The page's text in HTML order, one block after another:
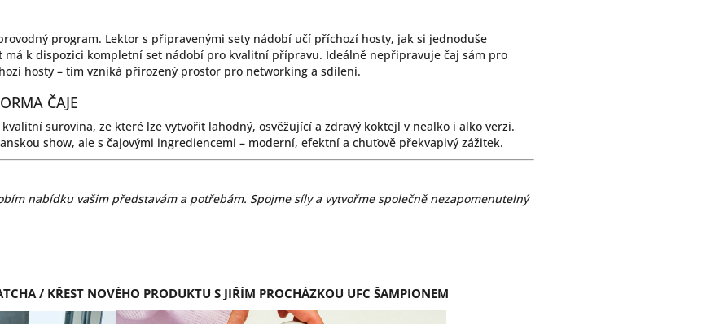
program. Lektor s připravenými sety nádobí učí příchozí hosty, jak si jednoduše
k dispozici kompletní set nádobí pro kvalitní přípravu. Ideálně nepřipravuje čaj sám pro
hosty – tím vzniká přirozený prostor pro networking a sdílení.
ČAJE
surovina, ze které lze vytvořit lahodný, osvěžující a zdravý koktejl v nealko i alko verzi.
show, ale s čajovými ingrediencemi – moderní, efektní a chuťově překvapivý zážitek.
nabídku vašim představám a potřebám. Spojme síly a vytvořme společně nezapomenutelný
/ KŘEST NOVÉHO PRODUKTU S JIŘÍM PROCHÁZKOU UFC ŠAMPIONEM